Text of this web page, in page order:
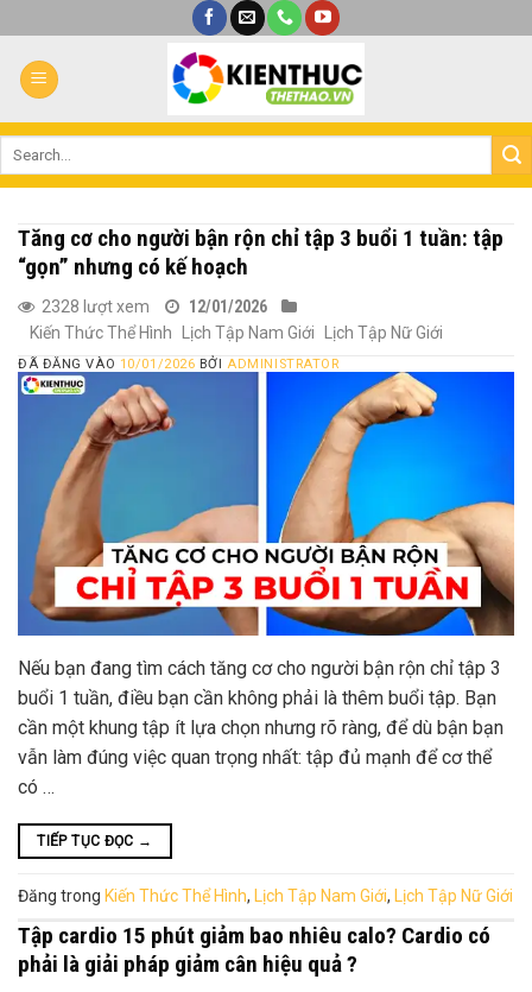
qua
nội
dung
Tăng cơ cho người bận rộn chỉ tập 3 buổi 1 tuần: tập
“gọn” nhưng có kế hoạch
2328 lượt xem
12/01/2026
Kiến Thức Thể Hình Lịch Tập Nam Giới Lịch Tập Nữ Giới
ĐÃ ĐĂNG VÀO 10/01/2026 BỞI ADMINISTRATOR
Nếu bạn đang tìm cách tăng cơ cho người bận rộn chỉ tập 3
buổi 1 tuần, điều bạn cần không phải là thêm buổi tập. Bạn
cần một khung tập ít lựa chọn nhưng rõ ràng, để dù bận bạn
vẫn làm đúng việc quan trọng nhất: tập đủ mạnh để cơ thể
có …
TIẾP TỤC ĐỌC →
Đăng trong Kiến Thức Thể Hình, Lịch Tập Nam Giới, Lịch Tập Nữ Giới
Tập cardio 15 phút giảm bao nhiêu calo? Cardio có
phải là giải pháp giảm cân hiệu quả ?